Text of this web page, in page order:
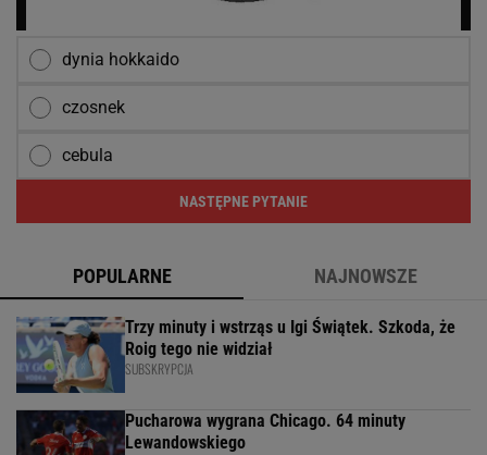
dynia hokkaido
czosnek
cebula
NASTĘPNE PYTANIE
POPULARNE NAJNOWSZE
Trzy minuty i wstrząs u Igi Świątek. Szkoda, że
Roig tego nie widział
SUBSKRYPCJA
Pucharowa wygrana Chicago. 64 minuty
Lewandowskiego